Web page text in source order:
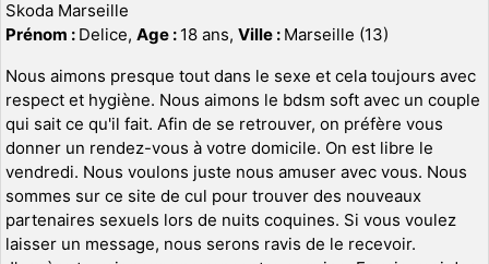
Skoda Marseille
Prénom : Delice, Age : 18 ans, Ville : Marseille (13)
Nous aimons presque tout dans le sexe et cela toujours avec
respect et hygiène. Nous aimons le bdsm soft avec un couple
qui sait ce qu'il fait. Afin de se retrouver, on préfère vous
donner un rendez-vous à votre domicile. On est libre le
vendredi. Nous voulons juste nous amuser avec vous. Nous
sommes sur ce site de cul pour trouver des nouveaux
partenaires sexuels lors de nuits coquines. Si vous voulez
laisser un message, nous serons ravis de le recevoir.